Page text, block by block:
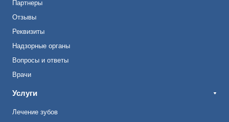
Партнеры
Отзывы
Реквизиты
Надзорные органы
Вопросы и ответы
Врачи
Услуги
Лечение зубов